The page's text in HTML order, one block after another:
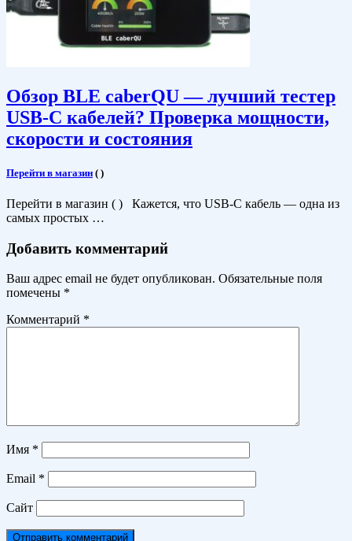
Обзор BLE caberQU — лучший тестер
USB-C кабелей? Проверка мощности,
скорости и состояния
Перейти в магазин ( )
Перейти в магазин ( ) Кажется, что USB-C кабель — одна из
самых простых …
Добавить комментарий
Ваш адрес email не будет опубликован. Обязательные поля
помечены *
Комментарий *
Имя *
Email *
Сайт